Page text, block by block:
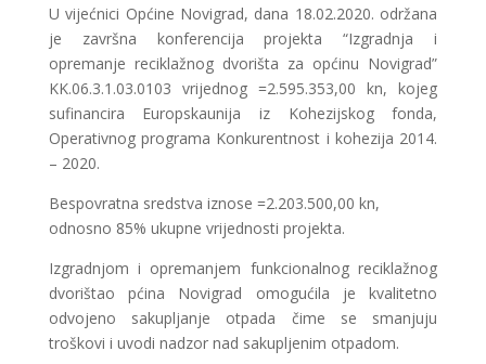
U vijećnici Općine Novigrad, dana 18.02.2020. održana
je završna konferencija projekta “Izgradnja i
opremanje reciklažnog dvorišta za općinu Novigrad”
KK.06.3.1.03.0103 vrijednog =2.595.353,00 kn, kojeg
sufinancira Europskaunija iz Kohezijskog fonda,
Operativnog programa Konkurentnost i kohezija 2014.
– 2020.
Bespovratna sredstva iznose =2.203.500,00 kn,
odnosno 85% ukupne vrijednosti projekta.
Izgradnjom i opremanjem funkcionalnog reciklažnog
dvorištao pćina Novigrad omogućila je kvalitetno
odvojeno sakupljanje otpada čime se smanjuju
troškovi i uvodi nadzor nad sakupljenim otpadom.